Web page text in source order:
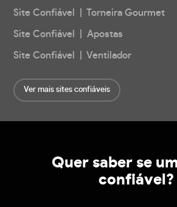
Site Confiável | Torneira Gourmet
Site Confiável | Apostas
Site Confiável | Ventilador
Ver mais sites confiáveis
Quer saber se
confiável?